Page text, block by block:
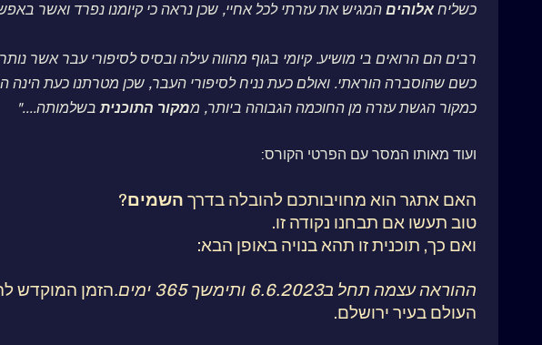
כשליח אלוהים המגיש את עזרתי לכל אחיי, שכן נראה כי קיומנו נפרד ואשר
רבים הם הרואים בי מושיע. קיומי בגוף מהווה עילה ובסיס לסיפורי עבר אשר
כשם שהוסברה הוראתי. ואולם כעת נניח לסיפורי העבר, שכן מטרתנו כעת הינה
כמקור הגשת עזרה מן החוכמה הגבוהה ביותר, ממקור התוכניתבשלמותה...."
ועוד מאותו המסר עם הפרטי הקורס:
האם אתגר הוא מחויבותכם להובלה בדרך השמים?
טוב תעשו אם תבחנו נקודה זו.
ואם כך, תוכנית זו תהא בנויה באופן הבא:
ההוראה עצמה תחל ב6.6.2023 ותימשך 365 ימים.
העולם בעיר ירושלם.